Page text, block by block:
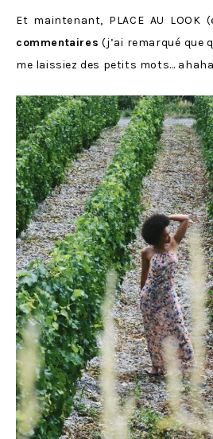
Et maintenant, PLACE AU LOOK
commentaires (j’ai remarqué que
me laissiez des petits mots…